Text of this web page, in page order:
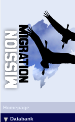
Homepage
Databank